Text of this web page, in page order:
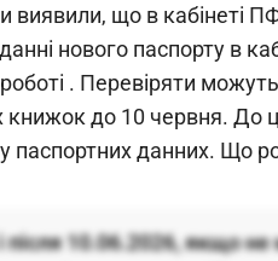
виявили, що в кабінеті
нового паспорту в
. Перевіряти
книжок до 10 червня. До
паспортних данних. Що
10.06.2026, якщо